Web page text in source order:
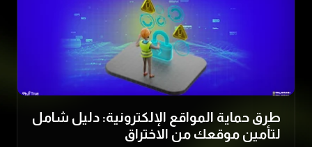
طرق حماية المواقع الإلكترونية: دليل شامل
لتأمين موقعك من الاختراق